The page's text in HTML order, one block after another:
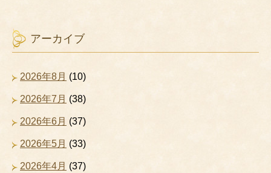
アーカイブ
2026年8月 (10)
2026年7月 (38)
2026年6月 (37)
2026年5月 (33)
2026年4月 (37)